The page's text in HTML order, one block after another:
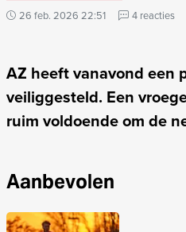
26 feb. 2026 22:51 4 reacties
AZ heeft vanavond een
veiliggesteld. Een
ruim voldoende om de
Aanbevolen